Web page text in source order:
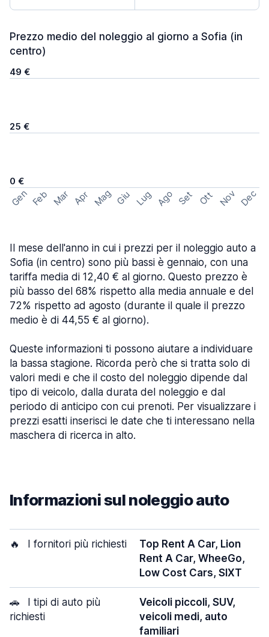
Prezzo medio del noleggio al giorno a Sofia (in
centro)
49 €
25 €
0 €
Gen Feb Mar Apr Mag Giu Lug Ago Set Ott Nov Dec
Il mese dell'anno in cui i prezzi per il noleggio auto a
Sofia (in centro) sono più bassi è gennaio, con una
tariffa media di 12,40 € al giorno. Questo prezzo è
più basso del 68% rispetto alla media annuale e del
72% rispetto ad agosto (durante il quale il prezzo
medio è di 44,55 € al giorno).
Queste informazioni ti possono aiutare a individuare
la bassa stagione. Ricorda però che si tratta solo di
valori medi e che il costo del noleggio dipende dal
tipo di veicolo, dalla durata del noleggio e dal
periodo di anticipo con cui prenoti. Per visualizzare i
prezzi esatti inserisci le date che ti interessano nella
maschera di ricerca in alto.
Informazioni sul noleggio auto
🔥 I fornitori più richiesti
Top Rent A Car, Lion
Rent A Car, WheeGo,
Low Cost Cars, SIXT
🚗
I tipi di auto più
richiesti
Veicoli piccoli, SUV,
veicoli medi, auto
familiari